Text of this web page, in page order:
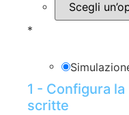
*
1 - Configura
scritte